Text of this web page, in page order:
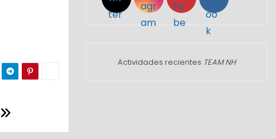
Actividades recientes TEAM NH